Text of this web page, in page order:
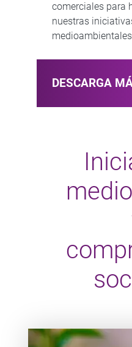
comerciales para
nuestras
DESCARGA
Teaser item